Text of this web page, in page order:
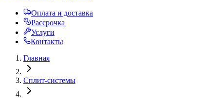
Оплата и доставка
Рассрочка
Услуги
Контакты
Главная
Сплит-системы